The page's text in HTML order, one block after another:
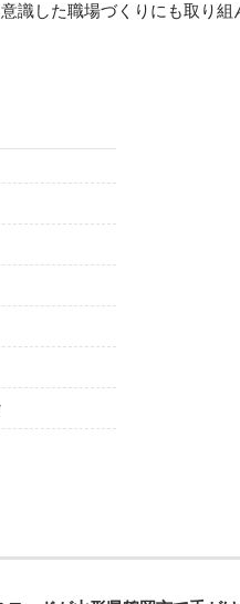
識した職場づくりにも取り